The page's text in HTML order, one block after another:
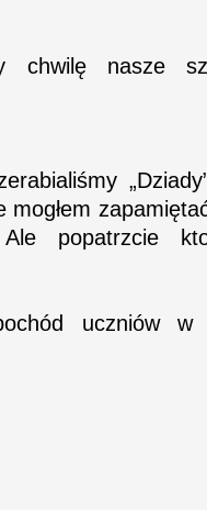
chwilę nasze
popatrzcie
uczniów w